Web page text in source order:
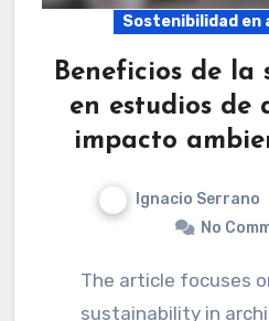
Sostenibilidad
Beneficios de la
en estudios de
impacto
Ignacio Serrano
No
The article focuses on the benefits of
sustainability in